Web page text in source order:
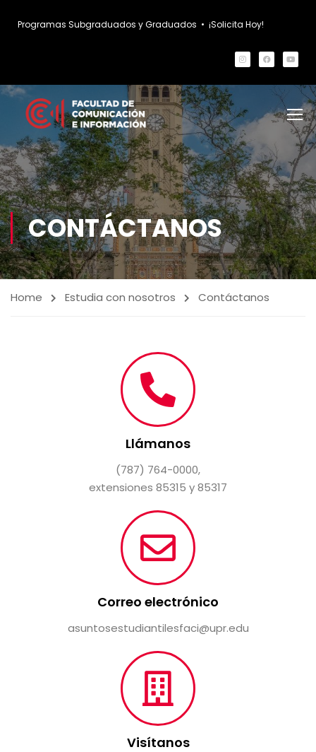
Programas Subgraduados y Graduados • ¡Solicita Hoy!
CONTÁCTANOS
Home Estudia con nosotros Contáctanos
Llámanos
(787) 764-0000,
extensiones 85315 y 85317
Correo electrónico
asuntosestudiantilesfaci@upr.edu
Visítanos